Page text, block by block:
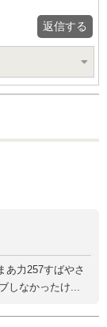
返信する
あ力257すばやさ
しなかったけ...